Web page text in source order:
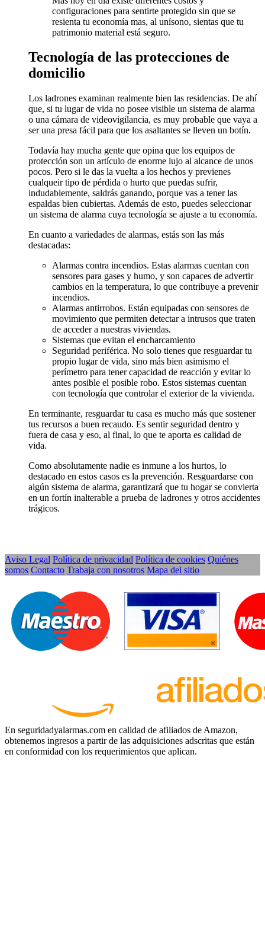
configuraciones para sentirte protegido sin que se
resienta tu economía mas, al unísono, sientas que tu
patrimonio material está seguro.
Tecnología de las protecciones de
domicilio
Los ladrones examinan realmente bien las residencias. De ahí
que, si tu lugar de vida no posee visible un sistema de alarma
o una cámara de videovigilancia, es muy probable que vaya a
ser una presa fácil para que los asaltantes se lleven un botín.
Todavía hay mucha gente que opina que los equipos de
protección son un artículo de enorme lujo al alcance de unos
pocos. Pero si le das la vuelta a los hechos y previenes
cualqueir tipo de pérdida o hurto que puedas sufrir,
indudablemente, saldrás ganando, porque vas a tener las
espaldas bien cubiertas. Además de esto, puedes seleccionar
un sistema de alarma cuya tecnología se ajuste a tu economía.
En cuanto a variedades de alarmas, estás son las más
destacadas:
Alarmas contra incendios. Estas alarmas cuentan con
sensores para gases y humo, y son capaces de advertir
cambios en la temperatura, lo que contribuye a prevenir
incendios.
Alarmas antirrobos. Están equipadas con sensores de
movimiento que permiten detectar a intrusos que traten
de acceder a nuestras viviendas.
Sistemas que evitan el encharcamiento
Seguridad periférica. No solo tienes que resguardar tu
propio lugar de vida, sino más bien asimismo el
perímetro para tener capacidad de reacción y evitar lo
antes posible el posible robo. Estos sistemas cuentan
con tecnología que controlar el exterior de la vivienda.
En terminante, resguardar tu casa es mucho más que sostener
tus recursos a buen recaudo. Es sentir seguridad dentro y
fuera de casa y eso, al final, lo que te aporta es calidad de
vida.
Como absolutamente nadie es inmune a los hurtos, lo
destacado en estos casos es la prevención. Resguardarse con
algún sistema de alarma, garantizará que tu hogar se convierta
en un fortín inalterable a prueba de ladrones y otros accidentes
trágicos.
Aviso Legal Política de privacidad Política de cookies Quiénes
somos Contacto Trabaja con nosotros Mapa del sitio
En seguridadyalarmas.com en calidad de afiliados de Amazon,
obtenemos ingresos a partir de las adquisiciones adscritas que están
en conformidad con los requerimientos que aplican.